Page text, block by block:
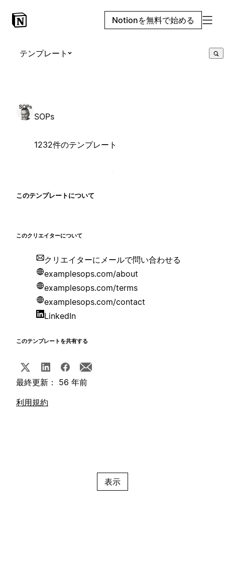
Notionを無料で始める
テンプレート
SOPs
1232件のテンプレート
このテンプレートについて
このクリエイターについて
クリエイターにメールで問い合わせる
examplesops.com/about
examplesops.com/terms
examplesops.com/contact
LinkedIn
このテンプレートを共有する
最終更新： 56 年前
利用規約
表示